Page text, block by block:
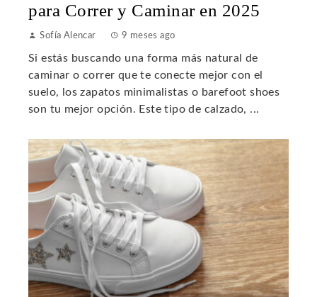
para Correr y Caminar en 2025
Sofía Alencar 9 meses ago
Si estás buscando una forma más natural de
caminar o correr que te conecte mejor con el
suelo, los zapatos minimalistas o barefoot shoes
son tu mejor opción. Este tipo de calzado, ...